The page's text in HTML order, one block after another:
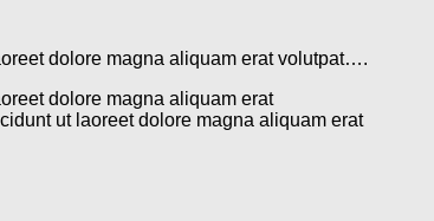
dolore magna aliquam erat volutpat….
dolore magna aliquam erat
ut laoreet dolore magna aliquam erat